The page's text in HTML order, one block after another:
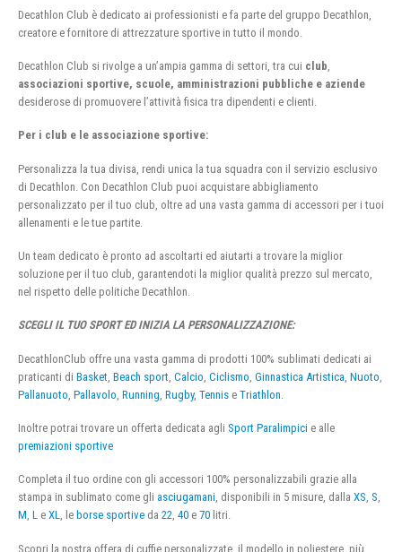
Decathlon Club è dedicato ai professionisti e fa parte del gruppo Decathlon,
creatore e fornitore di attrezzature sportive in tutto il mondo.
Decathlon Club si rivolge a un’ampia gamma di settori, tra cui club
associazioni sportive, scuole, amministrazioni pubbliche e aziende
desiderose di promuovere l’attività fisica tra dipendenti e clienti.
Per i club e le associazione sportive:
Personalizza la tua divisa, rendi unica la tua squadra con il servizio esclusivo
di Decathlon. Con Decathlon Club puoi acquistare abbigliamento
personalizzato per il tuo club, oltre ad una vasta gamma di accessori per i tuoi
allenamenti e le tue partite.
Un team dedicato è pronto ad ascoltarti ed aiutarti a trovare la miglior
soluzione per il tuo club, garantendoti la miglior qualità prezzo sul mercato,
nel rispetto delle politiche Decathlon.
SCEGLI IL TUO SPORT ED INIZIA LA PERSONALIZZAZIONE:
DecathlonClub offre una vasta gamma di prodotti 100% sublimati dedicati ai
praticanti di Basket Beach sport Calcio Ciclismo Ginnastica Artistica Nuoto
Pallanuoto Pallavolo Running Rugby, Tennis e Triathlon
Inoltre potrai trovare un offerta dedicata agli Sport Paralimpici e alle
premiazioni sportive
Completa il tuo ordine con gli accessori 100% personalizzabili grazie alla
stampa in sublimato come gli asciugamani, disponibili in 5 misure, dalla XS, S,
M, L e XL, le borse sportive da 22, 40 e 70 litri.
Scopri la nostra offera di cuffie personalizzate, il modello in poliestere, più